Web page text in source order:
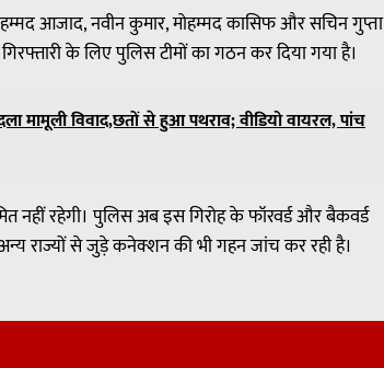
आजाद, नवीन कुमार, मोहम्मद कासिफ और सचिन गुप्ता
के लिए पुलिस टीमों का गठन कर दिया गया है।
मामूली विवाद,छतों से हुआ पथराव; वीडियो वायरल, पांच
नहीं रहेगी। पुलिस अब इस गिरोह के फॉरवर्ड और बैकवर्ड
राज्यों से जुड़े कनेक्शन की भी गहन जांच कर रही है।